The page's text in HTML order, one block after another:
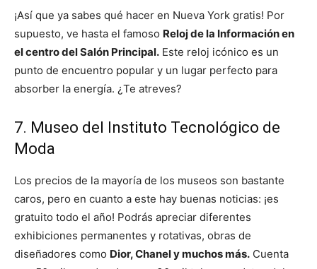
¡Así que ya sabes qué hacer en Nueva York gratis! Por
supuesto, ve hasta el famoso Reloj de la Información en
el centro del Salón Principal. Este reloj icónico es un
punto de encuentro popular y un lugar perfecto para
absorber la energía. ¿Te atreves?
7. Museo del Instituto Tecnológico de
Moda
Los precios de la mayoría de los museos son bastante
caros, pero en cuanto a este hay buenas noticias: ¡es
gratuito todo el año! Podrás apreciar diferentes
exhibiciones permanentes y rotativas, obras de
diseñadores como Dior, Chanel y muchos más. Cuenta